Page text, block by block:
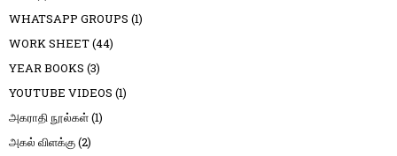
WHATSAPP GROUPS (1)
WORK SHEET(44)
YEAR BOOKS (3)
YOUTUBE VIDEOS (1)
அகராதி நூல்கள்(1)
அகல் விளக்கு(2)